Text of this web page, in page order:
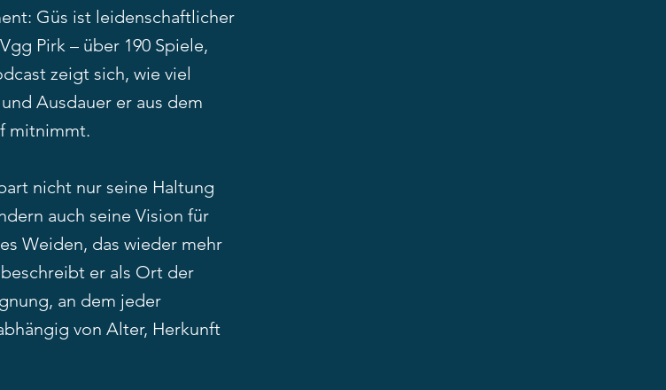
Güs ist leidenschaftlicher
Pirk – über 190 Spiele,
zeigt sich, wie viel
Ausdauer er aus dem
mitnimmt.
nicht nur seine Haltung
auch seine Vision für
Weiden, das wieder mehr
er als Ort der
an dem jeder
von Alter, Herkunft